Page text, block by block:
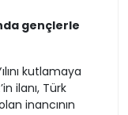
gençlerle
kutlamaya
ilanı, Türk
inancının